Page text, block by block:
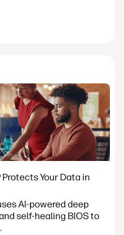
Your Data in
AI-powered deep
self-healing BIOS to